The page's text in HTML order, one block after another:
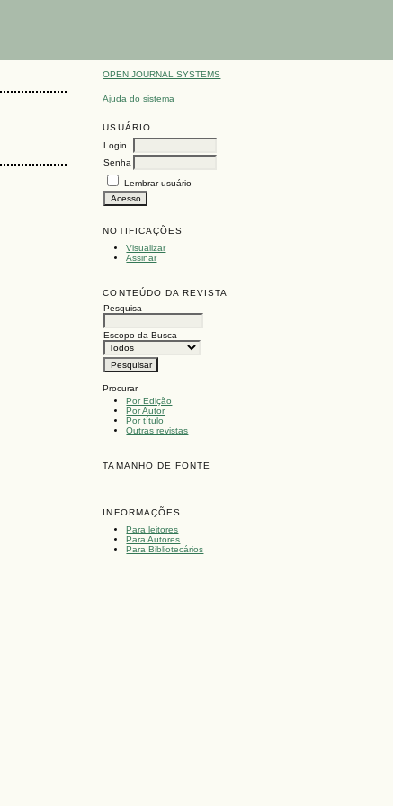
OPEN JOURNAL SYSTEMS
Ajuda do sistema
USUÁRIO
Login
Senha
Lembrar usuário
NOTIFICAÇÕES
Visualizar
Assinar
CONTEÚDO DA REVISTA
Pesquisa
Escopo da Busca
Procurar
Por Edição
Por Autor
Por título
Outras revistas
TAMANHO DE FONTE
INFORMAÇÕES
Para leitores
Para Autores
Para Bibliotecários